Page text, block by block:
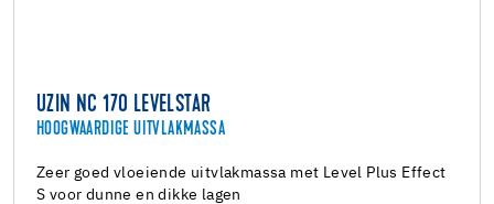
UZIN NC 170 LEVELSTAR
HOOGWAARDIGE UITVLAKMASSA
Zeer goed vloeiende uitvlakmassa met Level Plus Effect
S voor dunne en dikke lagen